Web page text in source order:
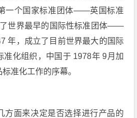
一个国家标准团体——英国标准
世界最早的国际性标准团体——
年，成立了目前世界最大的国际
化组织，中国于 1978年 9月加
准化工作的序幕。
方面来决定是否选择进行产品的